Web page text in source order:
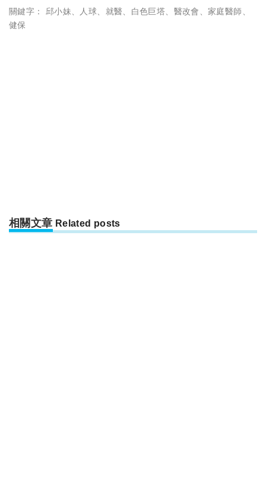
關鍵字： 邱小妹、 人球、 就醫、 白色巨塔、 醫改會 、 家庭醫師 、
健保
相關文章 Related posts